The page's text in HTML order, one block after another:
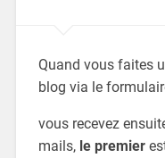
Quand vous faites
blog via le
vous recevez
mails, le premier